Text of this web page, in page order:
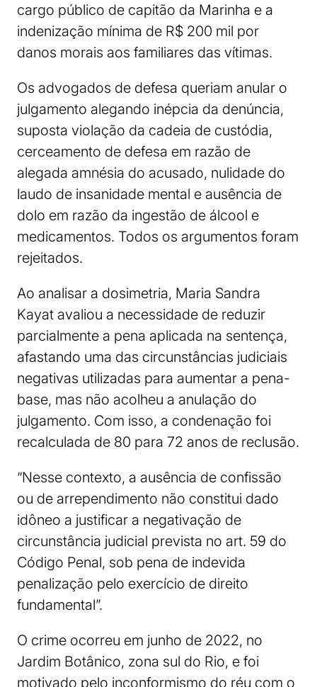
cargo público de capitão da Marinha e a
indenização mínima de R$ 200 mil por
danos morais aos familiares das vítimas.
Os advogados de defesa queriam anular o
julgamento alegando inépcia da denúncia,
suposta violação da cadeia de custódia,
cerceamento de defesa em razão de
alegada amnésia do acusado, nulidade do
laudo de insanidade mental e ausência de
dolo em razão da ingestão de álcool e
medicamentos. Todos os argumentos foram
rejeitados.
Ao analisar a dosimetria, Maria Sandra
Kayat avaliou a necessidade de reduzir
parcialmente a pena aplicada na sentença,
afastando uma das circunstâncias judiciais
negativas utilizadas para aumentar a pena-
base, mas não acolheu a anulação do
julgamento. Com isso, a condenação foi
recalculada de 80 para 72 anos de reclusão.
“Nesse contexto, a ausência de confissão
ou de arrependimento não constitui dado
idôneo a justificar a negativação de
circunstância judicial prevista no art. 59 do
Código Penal, sob pena de indevida
penalização pelo exercício de direito
fundamental”.
O crime ocorreu em junho de 2022, no
Jardim Botânico, zona sul do Rio, e foi
motivado pelo inconformismo do réu com o